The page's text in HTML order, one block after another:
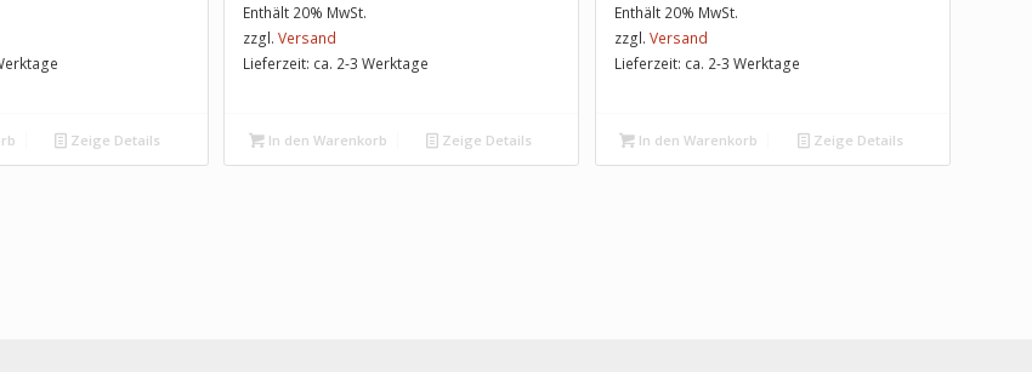
Zeige Details
Enthält 20% MwSt.
zzgl.Versand
Lieferzeit: ca. 2-3 Werktage
In den Warenkorb Zeige Details
Enthält 20% MwSt.
zzgl. Versand
Lieferzeit: ca. 2-3 Werktage
In den Warenkorb Zeige Details